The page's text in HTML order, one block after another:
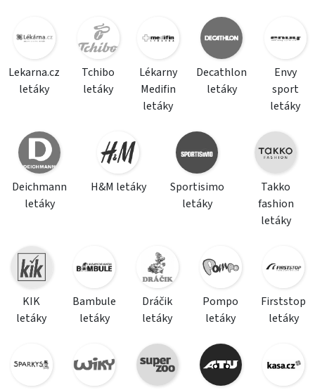
Lekarna.cz
letáky
Tchibo
letáky
Lékarny
Medifin
letáky
Decathlon
letáky
Envy
sport
letáky
Deichmann
letáky
H&M letáky
Sportisimo
letáky
Takko
fashion
letáky
KIK
letáky
Bambule
letáky
Dráčik
letáky
Pompo
letáky
Firststop
letáky